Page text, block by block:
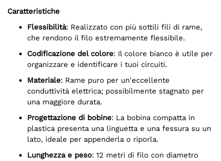
Caratteristiche
Flessibilità: Realizzato con più sottili fili di rame,
che rendono il filo estremamente flessibile.
Codificazione del colore: Il colore bianco è utile per
organizzare e identificare i tuoi circuiti.
Materiale: Rame puro per un'eccellente
conduttività elettrica; possibilmente stagnato per
una maggiore durata.
Progettazione di bobine: La bobina compatta in
plastica presenta una linguetta e una fessura su un
lato, ideale per appenderla o riporla.
Lunghezza e peso: 12 metri di filo con diametro